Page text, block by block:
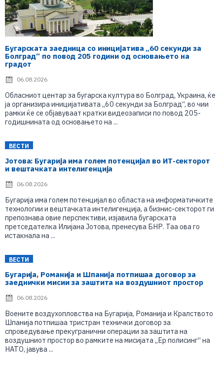
Бугарската заедница со иницијатива „60 секунди за
Болград“ по повод 205 години од основањето на
градот
06.08.2026
Обласниот центар за бугарска култура во Болград, Украина, ќе
ја организира иницијативата „60 секунди за Болград“, во чии
рамки ќе се објавуваат кратки видеозаписи по повод 205-
годишнината од основањето на ...
ВЕСТИ
Јотова: Бугарија има голем потенцијал во ИТ-секторот
и вештачката интелигенција
06.08.2026
Бугарија има голем потенцијал во областа на информатичките
технологии и вештачката интелигенција, а бизнис-секторот ги
препознава овие перспективи, изјавила бугарската
претседателка Илијана Јотова, пренесува БНР. Таа ова го
истакнала на ...
ВЕСТИ
Бугарија, Романија и Шпанија потпишаа договор за
заеднички мисии за заштита на воздушниот простор
06.08.2026
Воените воздухопловства на Бугарија, Романија и Кралството
Шпанија потпишаа тристран технички договор за
спроведување прекугранични операции за заштита на
воздушниот простор во рамките на мисијата „Ер полисинг“ на
НАТО, јавува ...